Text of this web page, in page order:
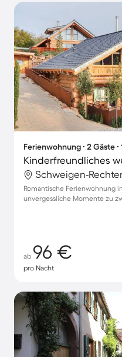
Ferienwohnung ∙ 2 Gäste
Romantische Ferienwohnung
unvergessliche Momente zu
ab 96 €
pro Nacht